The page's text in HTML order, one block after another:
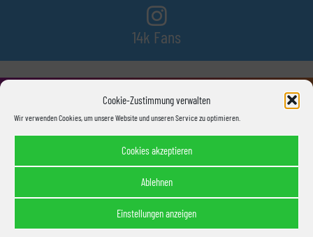
Cookie-Zustimmung verwalten
Wir verwenden Cookies, um unsere Website und unseren Service zu optimieren.
Cookies akzeptieren
Ablehnen
Einstellungen anzeigen
14k Fans
520 Abonnenten